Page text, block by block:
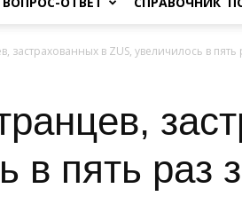
застрахованных в ZUS, увеличилось в пять
в пять раз